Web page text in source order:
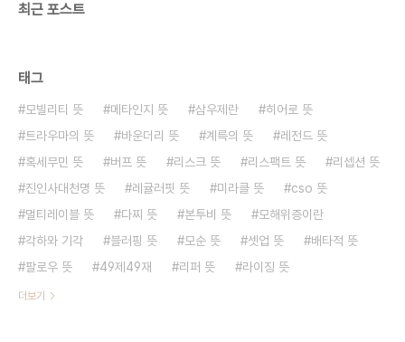
최근 포스트
태그
모빌리티 뜻 메타인지 뜻 삼우제란
히어로 뜻
트라우마의 뜻
바운더리 뜻 계륵의 뜻
레전드 뜻
혹세무민 뜻
버프 뜻 리스크 뜻 리스팩트 뜻
리셉션 뜻
진인사대천명 뜻
레귤러핏 뜻 미라클 뜻
cso 뜻
멀티레이블 뜻
다찌 뜻 본투비 뜻
모해위증이란
각하와 기각
블러핑 뜻 모순 뜻 셋업 뜻
배타적 뜻
팔로우 뜻
49제49재 리퍼 뜻 라이징 뜻
더보기